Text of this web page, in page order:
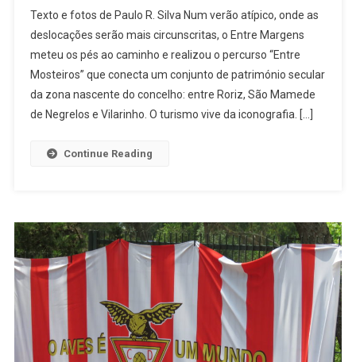
Pelas
Paisagens
Perdidas
Texto e fotos de Paulo R. Silva Num verão atípico, onde as
deslocações serão mais circunscritas, o Entre Margens
meteu os pés ao caminho e realizou o percurso “Entre
Mosteiros” que conecta um conjunto de património secular
da zona nascente do concelho: entre Roriz, São Mamede
de Negrelos e Vilarinho. O turismo vive da iconografia. […]
Continue Reading